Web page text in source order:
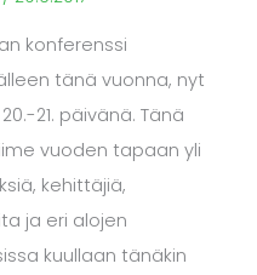
konferenssi
tänä vuonna, nyt
21. päivänä. Tänä
vuoden tapaan yli
kehittäjiä,
ja eri alojen
kuullaan tänäkin